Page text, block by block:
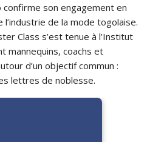
son engagement en
de la mode togolaise.
Class s’est tenue à l’Institut
mannequins, coachs et
d’un objectif commun :
lettres de noblesse.